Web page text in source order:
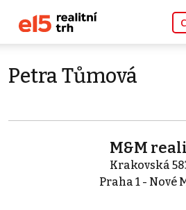
Petra Tůmová
M&M
Krakovská
Praha 1 - Nové